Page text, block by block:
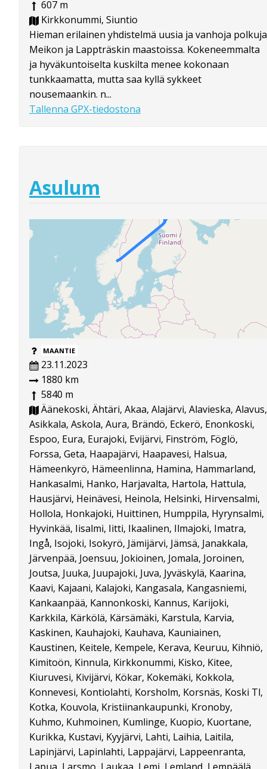
607 m
Kirkkonummi, Siuntio
Hieman erilainen yhdistelmä uusia ja vanhoja polkuja
Meikon ja Lappträskin maastoissa. Kokeneemmalta
ja hyväkuntoiselta kuskilta menee kokonaan
tunkkaamatta, mutta saa kyllä sykkeet
nousemaankin. n...
Tallenna GPX-tiedostona
Asulum
MAANTIE
23.11.2023
1880 km
5840 m
Äänekoski, Ähtäri, Akaa, Alajärvi, Alavieska, Alavus,
Asikkala, Askola, Aura, Brändö, Eckerö, Enonkoski,
Espoo, Eura, Eurajoki, Evijärvi, Finström, Föglö,
Forssa, Geta, Haapajärvi, Haapavesi, Halsua,
Hämeenkyrö, Hämeenlinna, Hamina, Hammarland,
Hankasalmi, Hanko, Harjavalta, Hartola, Hattula,
Hausjärvi, Heinävesi, Heinola, Helsinki, Hirvensalmi,
Hollola, Honkajoki, Huittinen, Humppila, Hyrynsalmi,
Hyvinkää, Iisalmi, Iitti, Ikaalinen, Ilmajoki, Imatra,
Ingå, Isojoki, Isokyrö, Jämijärvi, Jämsä, Janakkala,
Järvenpää, Joensuu, Jokioinen, Jomala, Joroinen,
Joutsa, Juuka, Juupajoki, Juva, Jyväskylä, Kaarina,
Kaavi, Kajaani, Kalajoki, Kangasala, Kangasniemi,
Kankaanpää, Kannonkoski, Kannus, Karijoki,
Karkkila, Kärkölä, Kärsämäki, Karstula, Karvia,
Kaskinen, Kauhajoki, Kauhava, Kauniainen,
Kaustinen, Keitele, Kempele, Kerava, Keuruu, Kihniö,
Kimitoön, Kinnula, Kirkkonummi, Kisko, Kitee,
Kiuruvesi, Kivijärvi, Kökar, Kokemäki, Kokkola,
Konnevesi, Kontiolahti, Korsholm, Korsnäs, Koski Tl,
Kotka, Kouvola, Kristiinankaupunki, Kronoby,
Kuhmo, Kuhmoinen, Kumlinge, Kuopio, Kuortane,
Kurikka, Kustavi, Kyyjärvi, Lahti, Laihia, Laitila,
Lapinjärvi, Lapinlahti, Lappajärvi, Lappeenranta,